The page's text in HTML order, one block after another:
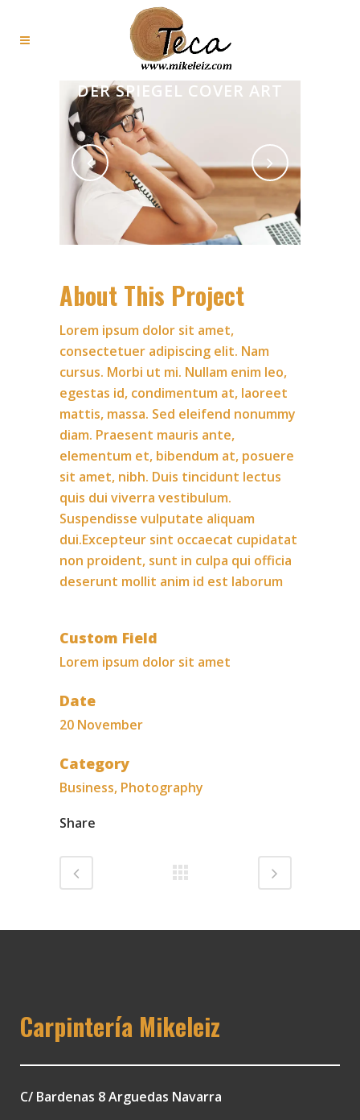
DER SPIEGEL COVER ART
About This Project
Lorem ipsum dolor sit amet,
consectetuer adipiscing elit. Nam
cursus. Morbi ut mi. Nullam enim leo,
egestas id, condimentum at, laoreet
mattis, massa. Sed eleifend nonummy
diam. Praesent mauris ante,
elementum et, bibendum at, posuere
sit amet, nibh. Duis tincidunt lectus
quis dui viverra vestibulum.
Suspendisse vulputate aliquam
dui.Excepteur sint occaecat cupidatat
non proident, sunt in culpa qui officia
deserunt mollit anim id est laborum
Custom Field
Lorem ipsum dolor sit amet
Date
20 November
Category
Business, Photography
Share
Carpintería Mikeleiz
C/ Bardenas 8 Arguedas Navarra